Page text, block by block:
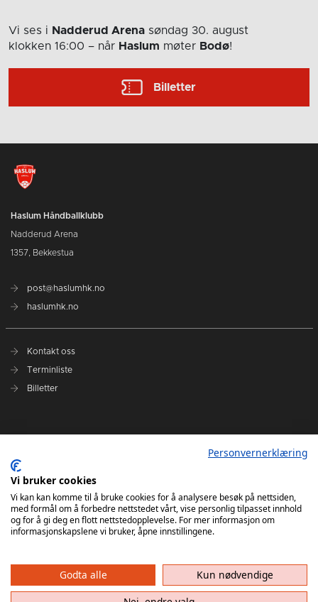
Vi ses i Nadderud Arena søndag 30. august
klokken 16:00 – når Haslum møter Bodø!
Billetter
Haslum Håndballklubb
Nadderud Arena
1357, Bekkestua
post@haslumhk.no
haslumhk.no
Kontakt oss
Terminliste
Billetter
Ansvarlig redaktør: Tore Solberg
Haslum HK har ikke ansvar for innhold på eksterne nettsider som det lenkes til. Kopiering
av materiale fra Haslum HK for bruk annet sted er ikke tillatt uten avtale.
Personvernerklæring
Vi bruker cookies
Vi kan kan komme til å bruke cookies for å analysere besøk på nettsiden,
med formål om å forbedre nettstedet vårt, vise personlig tilpasset innhold
og for å gi deg en flott nettstedopplevelse. For mer informasjon om
informasjonskapslene vi bruker, åpne innstillingene.
Godta alle
Kun nødvendige